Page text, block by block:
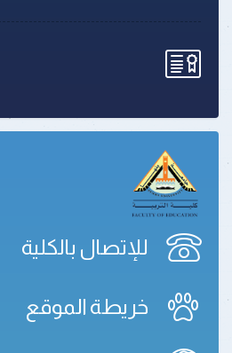
للإتصال بالكلية
خريطة الموقع